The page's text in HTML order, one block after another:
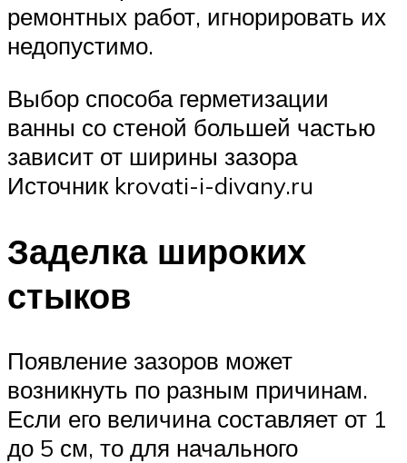
ремонтных работ, игнорировать их
недопустимо.
Выбор способа герметизации
ванны со стеной большей частью
зависит от ширины зазора
Источник krovati-i-divany.ru
Заделка широких
стыков
Появление зазоров может
возникнуть по разным причинам.
Если его величина составляет от 1
до 5 см, то для начального